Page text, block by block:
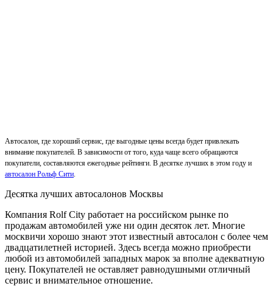
Автосалон, где хороший сервис, где выгодные цены всегда будет привлекать
внимание покупателей. В зависимости от того, куда чаще всего обращаются
покупатели, составляются ежегодные рейтинги. В десятке лучших в этом году и
автосалон Рольф Сити.
Десятка лучших автосалонов Москвы
Компания Rolf City работает на российском рынке по
продажам автомобилей уже ни один десяток лет. Многие
москвичи хорошо знают этот известный автосалон с более чем
двадцатилетней историей. Здесь всегда можно приобрести
любой из автомобилей западных марок за вполне адекватную
цену. Покупателей не оставляет равнодушными отличный
сервис и внимательное отношение.